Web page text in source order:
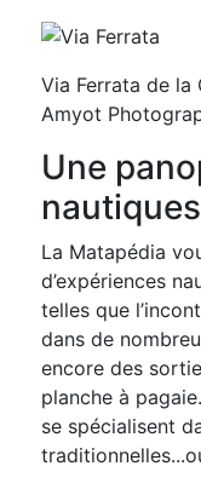
Via Ferrata de la
Amyot
Une
nautiques
La Matapédia
d’expériences
telles que
dans de
encore des
planche à
se spécialisent